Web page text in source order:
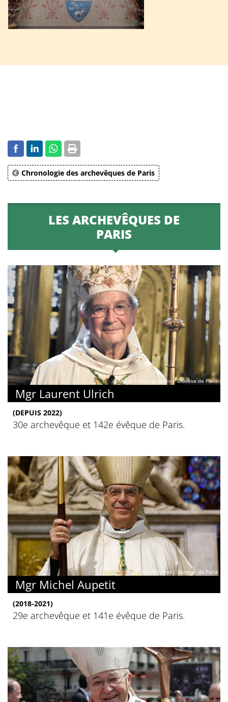
Chronologie des archevêques de Paris
LES ARCHEVÊQUES DE
PARIS
© Marie-Christine Bertin / Diocèse de Paris
Mgr Laurent Ulrich
(DEPUIS 2022)
30e archevêque et 142e évêque de Paris.
© Yannick Boschat / Diocèse de Paris
Mgr Michel Aupetit
(2018-2021)
29e archevêque et 141e évêque de Paris.